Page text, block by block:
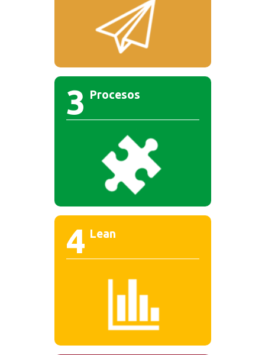
3 Procesos
4 Lean